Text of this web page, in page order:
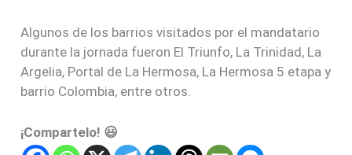
Algunos de los barrios visitados por el mandatario
durante la jornada fueron El Triunfo, La Trinidad, La
Argelia, Portal de La Hermosa, La Hermosa 5 etapa y
barrio Colombia, entre otros.
¡Compartelo! 😃